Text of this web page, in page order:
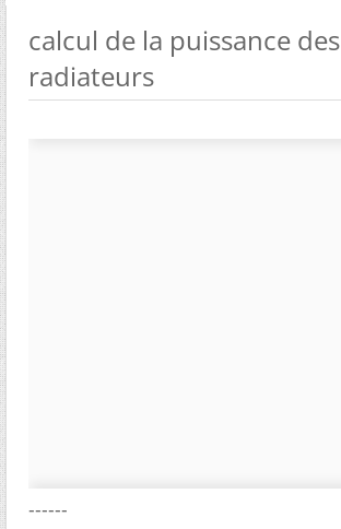
calcul de la puissance des
radiateurs
------